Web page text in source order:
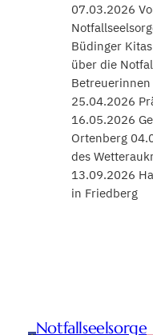
07.03.2026
Büdinger
über die
25.04.2026
16.05.2026
Ortenberg
des
13.09.2026
in Friedberg
Notfallseelsorge